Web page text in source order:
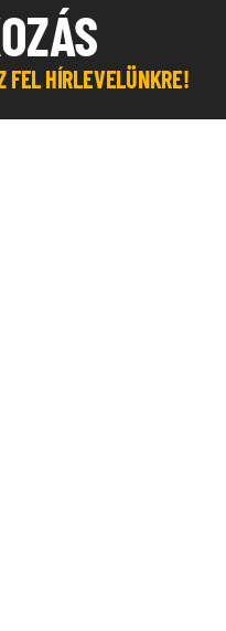
FEL HÍRLEVELÜNKRE!